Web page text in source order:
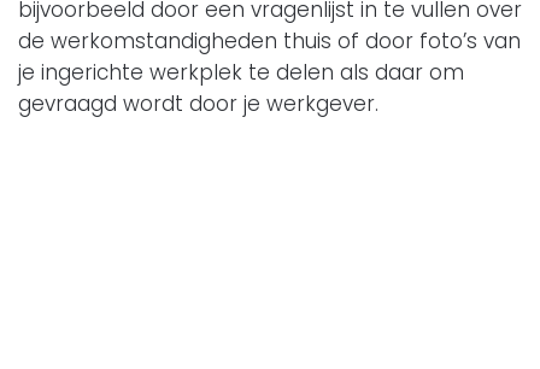
bijvoorbeeld door een vragenlijst in te vullen over
de werkomstandigheden thuis of door foto’s van
je ingerichte werkplek te delen als daar om
gevraagd wordt door je werkgever.